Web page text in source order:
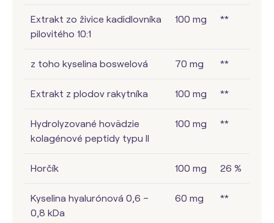
Extrakt zo živice kadidlovníka
pilovitého 10:1
100 mg **
z toho kyselina boswelová 70 mg **
Extrakt z plodov rakytníka 100 mg **
Hydrolyzované hovädzie
kolagénové peptidy typu II
100 mg **
Horčík 100 mg 26 %
Kyselina hyalurónová 0,6 –
0,8 kDa
60 mg **